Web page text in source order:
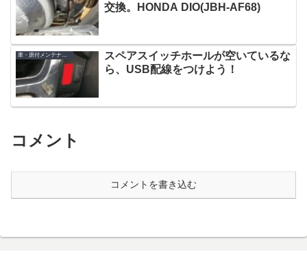
交換。HONDA DIO(JBH-AF68)
スペアスイッチホールが空いているな
ら、USB配線をつけよう！
コメント
コメントを書き込む